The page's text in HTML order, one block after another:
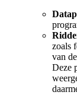
zoals
van
Deze